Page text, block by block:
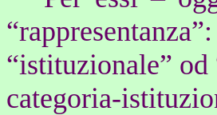
“istituzionale” od
categoria-